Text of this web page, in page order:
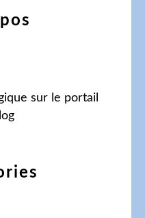
sur le portail